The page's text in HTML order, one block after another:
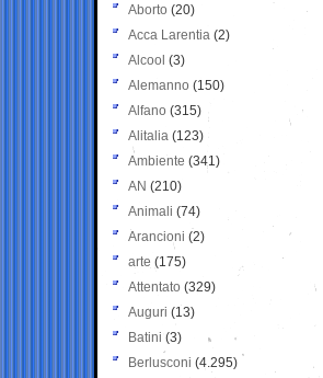
Aborto (20)
Acca Larentia (2)
Alcool (3)
Alemanno (150)
Alfano (315)
Alitalia (123)
Ambiente (341)
AN (210)
Animali (74)
Arancioni (2)
arte (175)
Attentato (329)
Auguri (13)
Batini (3)
Berlusconi (4.295)